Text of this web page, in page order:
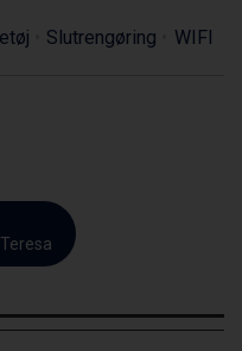
Slutrengøring WIFI